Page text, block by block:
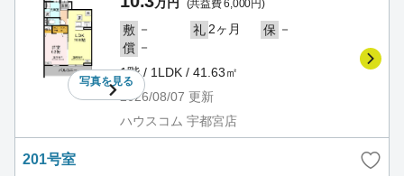
写真を見る
(共益費 6,000円)
敷 － 礼 2ヶ月 保 －
償 －
1階 / 1LDK / 41.63㎡
2026/08/07 更新
ハウスコム 宇都宮店
201号室